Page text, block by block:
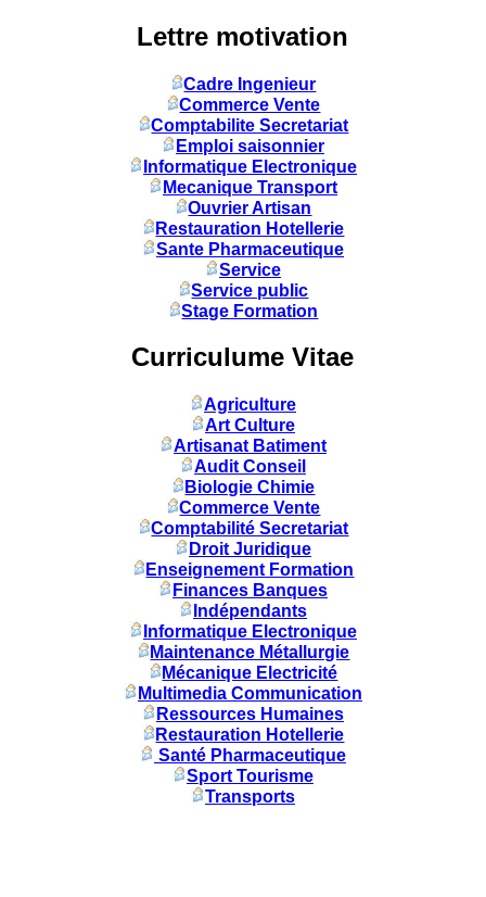
Lettre motivation
Cadre Ingenieur
Commerce Vente
Comptabilite Secretariat
Emploi saisonnier
Informatique Electronique
Mecanique Transport
Ouvrier Artisan
Restauration Hotellerie
Sante Pharmaceutique
Service
Service public
Stage Formation
Curriculume Vitae
Agriculture
Art Culture
Artisanat Batiment
Audit Conseil
Biologie Chimie
Commerce Vente
Comptabilité Secretariat
Droit Juridique
Enseignement Formation
Finances Banques
Indépendants
Informatique Electronique
Maintenance Métallurgie
Mécanique Electricité
Multimedia Communication
Ressources Humaines
Restauration Hotellerie
Santé Pharmaceutique
Sport Tourisme
Transports